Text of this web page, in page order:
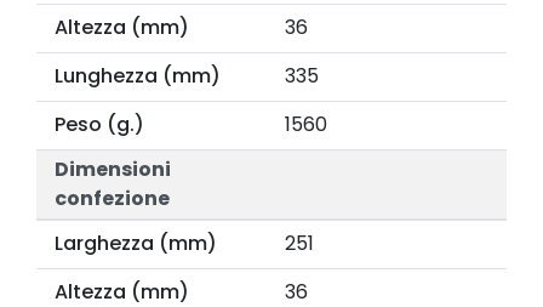
Altezza (mm)
36
Lunghezza (mm)
335
Peso (g.)
1560
Dimensioni
confezione
Larghezza (mm)
251
Altezza (mm)
36